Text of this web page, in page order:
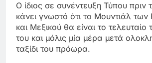
Ο ίδιος σε συνέντευξη Τύπου πριν
κάνει γνωστό ότι το Μουντιάλ
και Μεξικού θα είναι το τελευταίο
του και μόλις μία μέρα μετά
ταξίδι του πρόωρα.